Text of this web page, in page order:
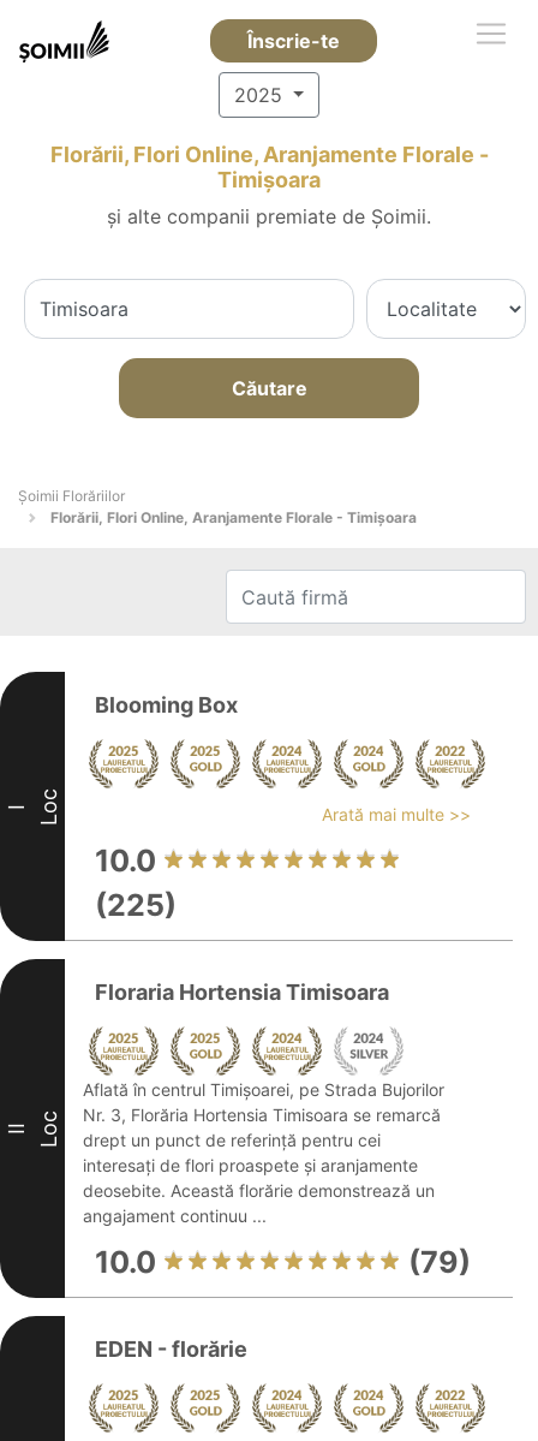
Înscrie-te
2025
Florării, Flori Online, Aranjamente Florale -
Timişoara
și alte companii premiate de Șoimii.
Căutare
Șoimii Florăriilor
Florării, Flori Online, Aranjamente Florale - Timişoara
I Loc
Blooming Box
Arată mai multe >>
10.0
(225)
II Loc
Floraria Hortensia Timisoara
Aflată în centrul Timișoarei, pe Strada Bujorilor
Nr. 3, Florăria Hortensia Timisoara se remarcă
drept un punct de referință pentru cei
interesați de flori proaspete și aranjamente
deosebite. Această florărie demonstrează un
angajament continuu ...
10.0 (79)
EDEN - florărie